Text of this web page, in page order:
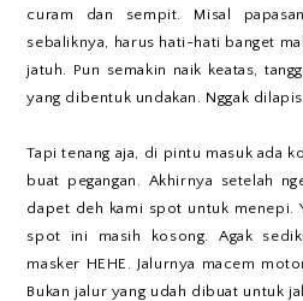
curam dan sempit. Misal
sebaliknya, harus hati-hati banget
jatuh. Pun semakin naik keatas,
yang dibentuk undakan. Nggak
Tapi tenang aja, di pintu masuk ada
buat pegangan. Akhirnya setelah
dapet deh kami spot untuk menepi.
spot ini masih kosong. Agak
masker HEHE. Jalurnya macem
Bukan jalur yang udah dibuat untuk